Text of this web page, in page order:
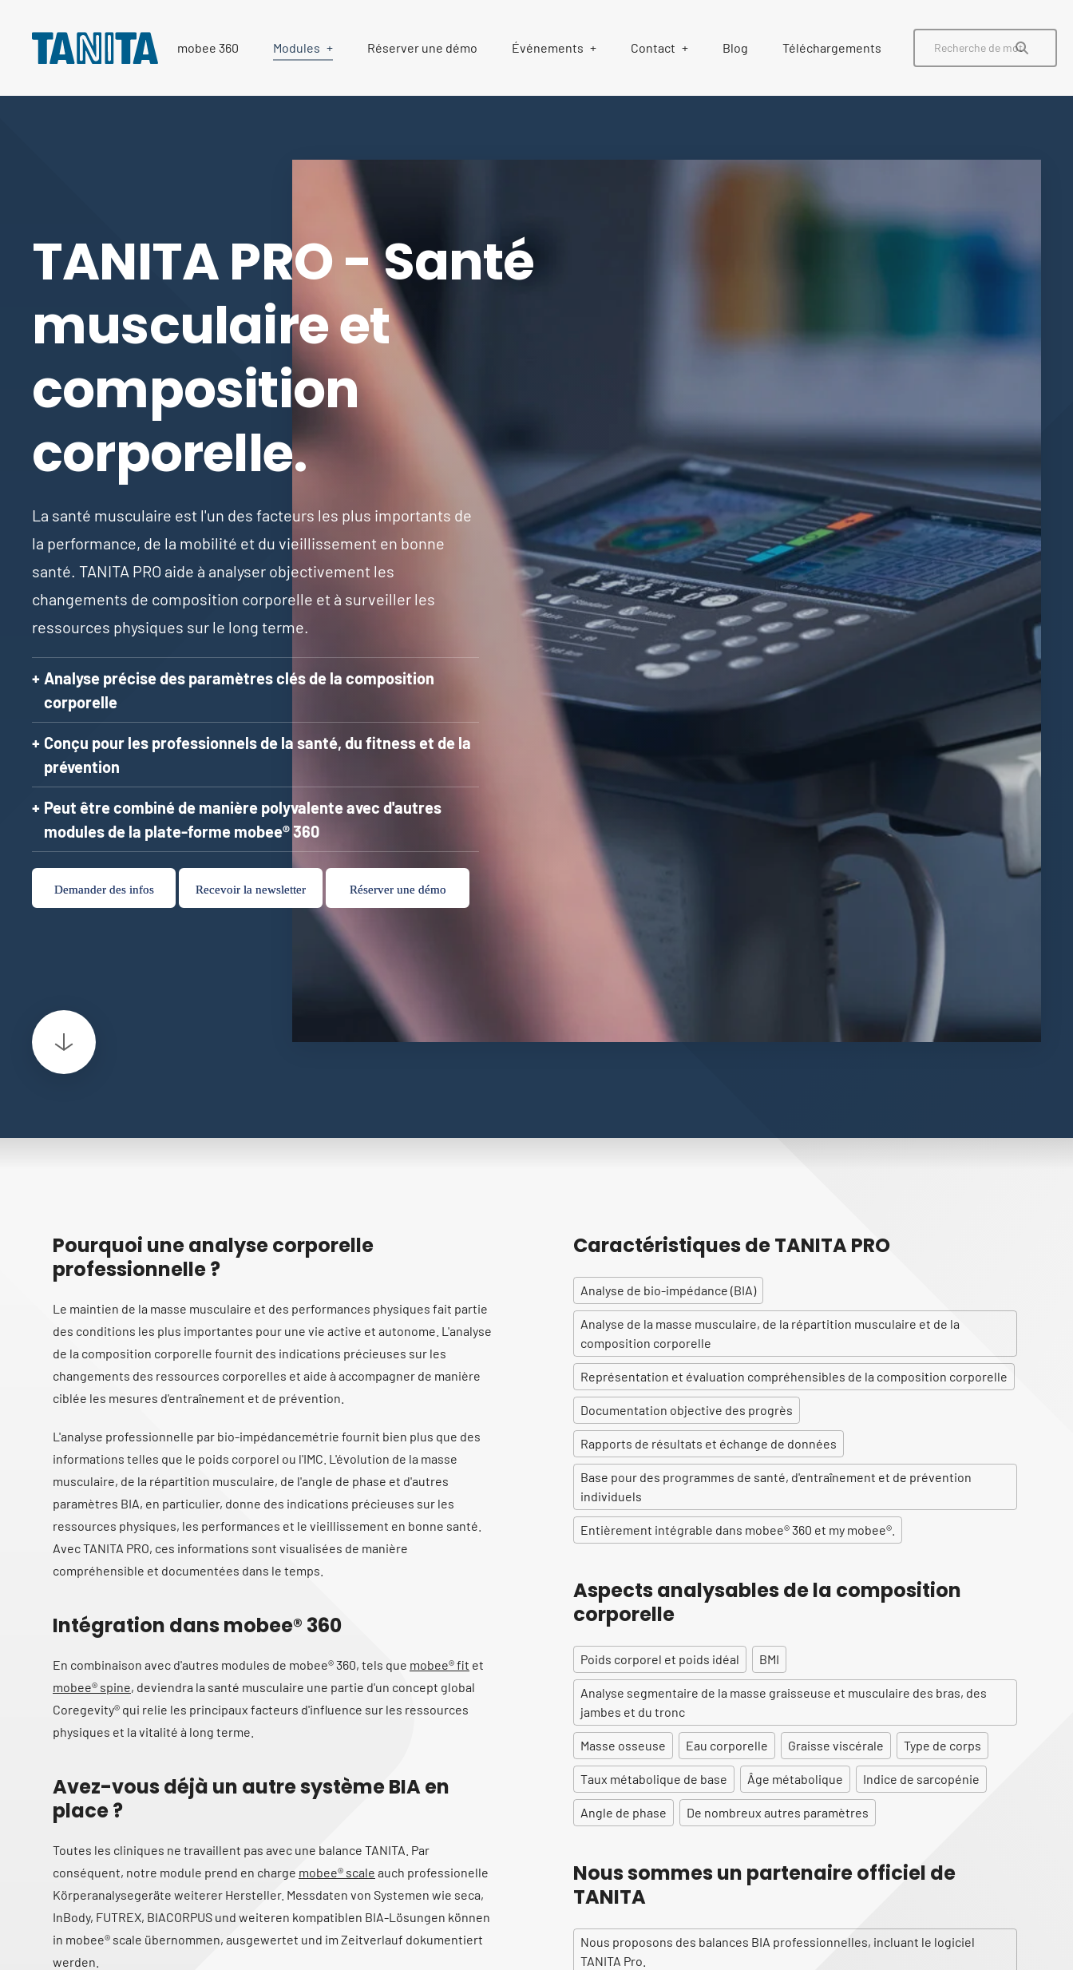
mobee 360 Modules Réserver une démo Événements Contact Blog Téléchargements
TANITA PRO - Santé
musculaire et
composition
corporelle.
La santé musculaire est l'un des facteurs les plus importants de
la performance, de la mobilité et du vieillissement en bonne
santé. TANITA PRO aide à analyser objectivement les
changements de composition corporelle et à surveiller les
ressources physiques sur le long terme.
Analyse précise des paramètres clés de la composition
corporelle
Conçu pour les professionnels de la santé, du fitness et de la
prévention
Peut être combiné de manière polyvalente avec d'autres
modules de la plate-forme mobee® 360
Demander des infos Recevoir la newsletter Réserver une démo
Pourquoi une analyse corporelle
professionnelle ?
Le maintien de la masse musculaire et des performances physiques fait partie
des conditions les plus importantes pour une vie active et autonome. L'analyse
de la composition corporelle fournit des indications précieuses sur les
changements des ressources corporelles et aide à accompagner de manière
ciblée les mesures d'entraînement et de prévention.
L'analyse professionnelle par bio-impédancemétrie fournit bien plus que des
informations telles que le poids corporel ou l'IMC. L'évolution de la masse
musculaire, de la répartition musculaire, de l'angle de phase et d'autres
paramètres BIA, en particulier, donne des indications précieuses sur les
ressources physiques, les performances et le vieillissement en bonne santé.
Avec TANITA PRO, ces informations sont visualisées de manière
compréhensible et documentées dans le temps.
Intégration dans mobee® 360
En combinaison avec d'autres modules de mobee® 360, tels que mobee® fit et
mobee® spine, deviendra la santé musculaire une partie d'un concept global
Coregevity® qui relie les principaux facteurs d'influence sur les ressources
physiques et la vitalité à long terme.
Avez-vous déjà un autre système BIA en
place ?
Toutes les cliniques ne travaillent pas avec une balance TANITA. Par
conséquent, notre module prend en charge mobee® scale auch professionelle
Körperanalysegeräte weiterer Hersteller. Messdaten von Systemen wie seca,
InBody, FUTREX, BIACORPUS und weiteren kompatiblen BIA-Lösungen können
in mobee® scale übernommen, ausgewertet und im Zeitverlauf dokumentiert
werden.
Caractéristiques de TANITA PRO
Analyse de bio-impédance (BIA)
Analyse de la masse musculaire, de la répartition musculaire et de la
composition corporelle
Représentation et évaluation compréhensibles de la composition corporelle
Documentation objective des progrès
Rapports de résultats et échange de données
Base pour des programmes de santé, d'entraînement et de prévention
individuels
Entièrement intégrable dans mobee® 360 et my mobee®.
Aspects analysables de la composition
corporelle
Poids corporel et poids idéal BMI
Analyse segmentaire de la masse graisseuse et musculaire des bras, des
jambes et du tronc
Masse osseuse Eau corporelle Graisse viscérale Type de corps
Taux métabolique de base Âge métabolique Indice de sarcopénie
Angle de phase De nombreux autres paramètres
Nous sommes un partenaire officiel de
TANITA
Nous proposons des balances BIA professionnelles, incluant le logiciel
TANITA Pro.